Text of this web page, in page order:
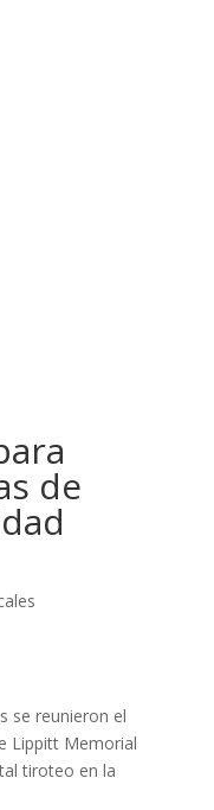
de
se reunieron el
Lippitt Memorial
tiroteo en la